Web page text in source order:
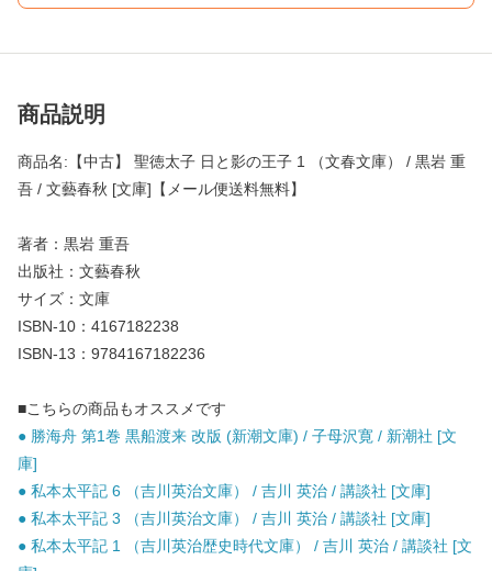
商品説明
商品名:【中古】 聖徳太子 日と影の王子 1 （文春文庫） / 黒岩 重
吾 / 文藝春秋 [文庫]【メール便送料無料】
著者：黒岩 重吾
出版社：文藝春秋
サイズ：文庫
ISBN-10：4167182238
ISBN-13：9784167182236
■こちらの商品もオススメです
● 勝海舟 第1巻 黒船渡来 改版 (新潮文庫) / 子母沢寛 / 新潮社 [文
庫]
● 私本太平記 6 （吉川英治文庫） / 吉川 英治 / 講談社 [文庫]
● 私本太平記 3 （吉川英治文庫） / 吉川 英治 / 講談社 [文庫]
● 私本太平記 1 （吉川英治歴史時代文庫） / 吉川 英治 / 講談社 [文